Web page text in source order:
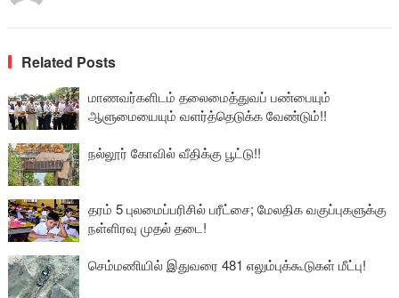
Related Posts
மாணவர்களிடம் தலைமைத்துவப் பண்பையும்
ஆளுமையையும் வளர்த்தெடுக்க வேண்டும்!!
நல்லூர் கோவில் வீதிக்கு பூட்டு!!
தரம் 5 புலமைப்பரிசில் பரீட்சை; மேலதிக வகுப்புகளுக்கு
நள்ளிரவு முதல் தடை!
செம்மணியில் இதுவரை 481 எலும்புக்கூடுகள் மீட்பு!